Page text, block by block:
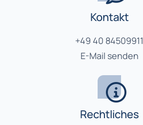
Kontakt
+49 40 84509911
E-Mail senden
Rechtliches